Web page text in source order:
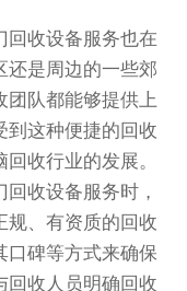
回收设备服务也在
还是周边的一些郊
团队都能够提供上
到这种便捷的回收
收行业的发展。
收设备服务时，
规、有资质的回收
口碑等方式来确保
回收人员明确回收